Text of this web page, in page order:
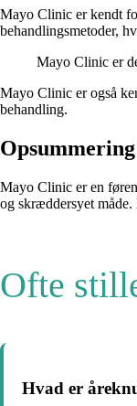
Mayo Clinic er kendt
behandlingsmetoder,
Mayo Clinic er
Mayo Clinic er også
behandling.
Opsummering
Mayo Clinic er en
og skræddersyet
Ofte
Hvad er